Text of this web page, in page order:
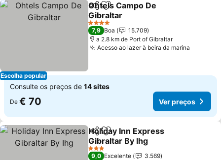
Escolha popular
PartilharAdicionar aos favoritos
Ohtels Campo De
Gibraltar
Ver preços
4 Estrelas
7,9 Boa
15.709
a 2.8 km de Port of Gibraltar
Acesso ao lazer à beira da marina
Consulte os preços de 14 sites
De € 70 Ver preços
PartilharAdicionar aos favoritos
Holiday Inn Express
Gibraltar By Ihg
Ver preços
3 Estrelas
9,0 Excelente
3.569